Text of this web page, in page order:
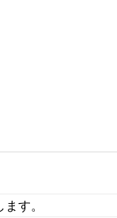
す。